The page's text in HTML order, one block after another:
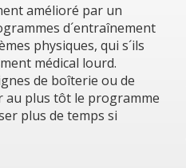
amélioré par un
d´entraînement
physiques, qui s´ils
médical lourd.
de boîterie ou de
au plus tôt le programme
plus de temps si